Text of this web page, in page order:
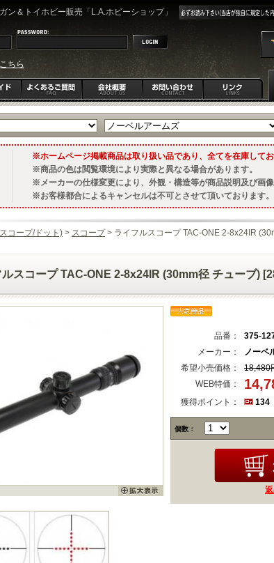
ン＆トイホビー販売「L.A.ホビーショップ」
ちら
ホームページ掲載商品は取り扱い品であり、全てを在庫してお
商品の色は閲覧環境により実際と異なる場合があります。
メーカーの仕様変更により、外観・構造等が商品説明及び画
お客様都合によるキャンセルは不可とさせて頂いております。
コープ/ドット) > スコープ> ライフルスコープ TAC-ONE 2-8x24IR
ルスコープ TAC-ONE 2-8x24IR (30mm径 チューブ)
品番：
375-
メーカー：
ノーベ
希望小売価格：
18,480
WEB特価：
獲得ポイント：
134
個数：